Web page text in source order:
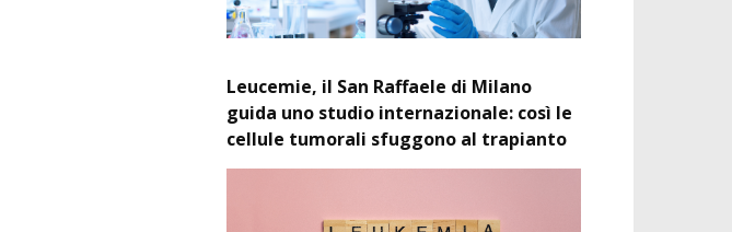
Leucemie, il San Raffaele di Milano
guida uno studio internazionale: così le
cellule tumorali sfuggono al trapianto